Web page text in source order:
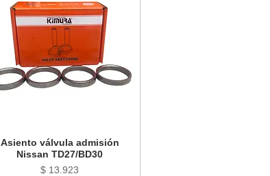
Asiento válvula admisión
Nissan TD27/BD30
Precio
$ 13.923